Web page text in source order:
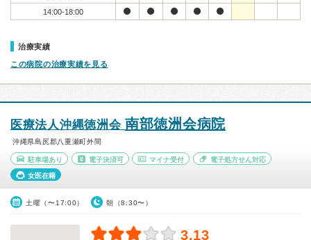
14:00-18:00
治療実績
この病院の治療実績を見る
医療法人沖縄徳洲会 南部徳洲会病院
沖縄県島尻郡八重瀬町外間
駐車場あり 電子決済可 マイナ受付 電子処方せん対応
女医在籍
土曜（〜17:00） 朝（8:30〜）
3.13